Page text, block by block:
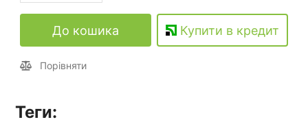
До кошика Купити в кредит
Порівняти
Теги: